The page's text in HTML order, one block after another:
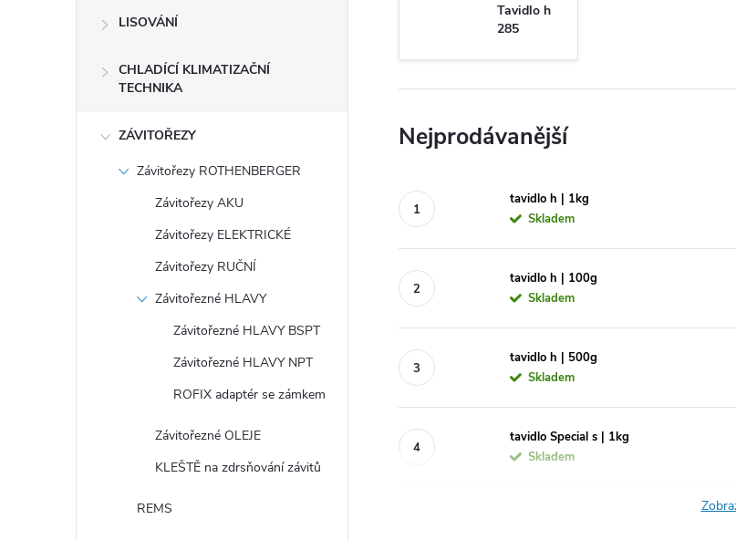
LISOVÁNÍ
CHLADÍCÍ KLIMATIZAČNÍ
TECHNIKA
ZÁVITOŘEZY
Závitořezy ROTHENBERGER
Závitořezy AKU
Závitořezy ELEKTRICKÉ
Závitořezy RUČNÍ
Závitořezné HLAVY
Závitořezné HLAVY BSPT
Závitořezné HLAVY NPT
ROFIX adaptér se zámkem
Závitořezné OLEJE
KLEŠTĚ na zdrsňování závitů
REMS
Tavidlo h
285
Nejprodávanější
tavidlo h | 1kg
Skladem
tavidlo h | 100g
Skladem
tavidlo h | 500g
Skladem
tavidlo Special s | 1kg
Skladem